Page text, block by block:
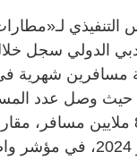
التنفيذي
الدولي سجل
شهرية في
65 عاماً، حيث وصل عدد
مسافر في ديسمبر 2024،